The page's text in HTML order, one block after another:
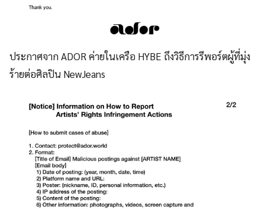
ประกาศจาก ADOR ค่ายในเครือ HYBE ถึงวิธีการรีพอร์ตผู้ที่มุ่ง
ร้ายต่อศิลปิน NewJeans